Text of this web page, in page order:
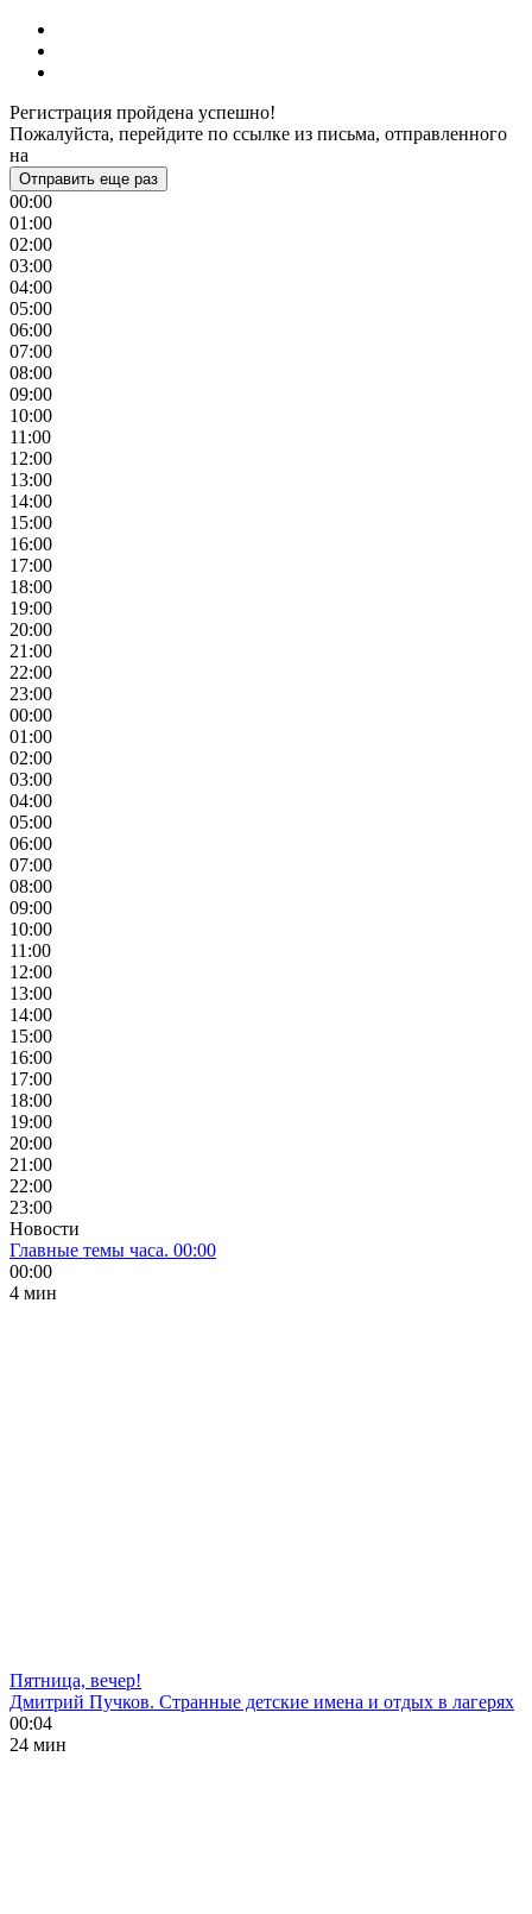
Регистрация пройдена успешно!
Пожалуйста, перейдите по ссылке из письма, отправленного
на
Отправить еще раз
00:00
01:00
02:00
03:00
04:00
05:00
06:00
07:00
08:00
09:00
10:00
11:00
12:00
13:00
14:00
15:00
16:00
17:00
18:00
19:00
20:00
21:00
22:00
23:00
00:00
01:00
02:00
03:00
04:00
05:00
06:00
07:00
08:00
09:00
10:00
11:00
12:00
13:00
14:00
15:00
16:00
17:00
18:00
19:00
20:00
21:00
22:00
23:00
Новости
Главные темы часа. 00:00
00:00
4 мин
Пятница, вечер!
Дмитрий Пучков. Странные детские имена и отдых в лагерях
00:04
24 мин